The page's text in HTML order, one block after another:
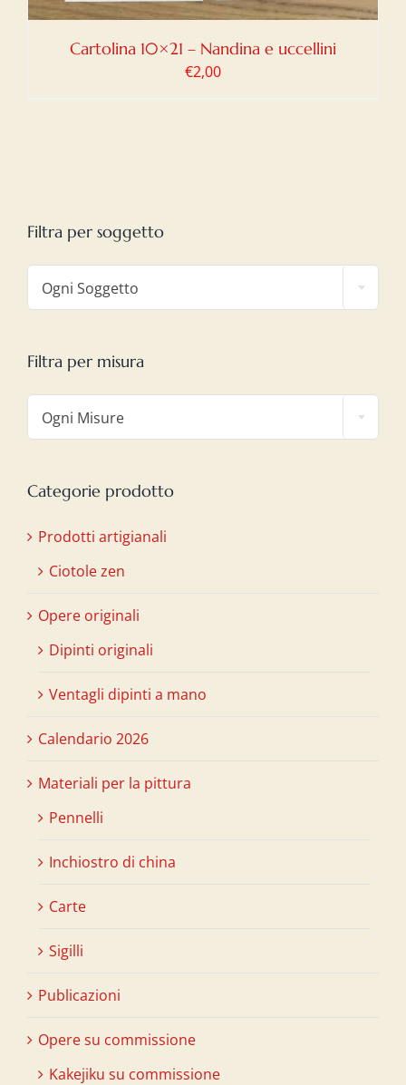
Cartolina 10×21 – Nandina e uccellini
€2,00
Filtra per soggetto
Ogni Soggetto
Filtra per misura
Ogni Misure
Categorie prodotto
Prodotti artigianali
Ciotole zen
Opere originali
Dipinti originali
Ventagli dipinti a mano
Calendario 2026
Materiali per la pittura
Pennelli
Inchiostro di china
Carte
Sigilli
Publicazioni
Opere su commissione
Kakejiku su commissione